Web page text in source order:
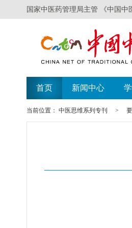
国家中医药管理局主管 《中国
首页 新闻中心
当前位置： 中医思维系列专刊 >